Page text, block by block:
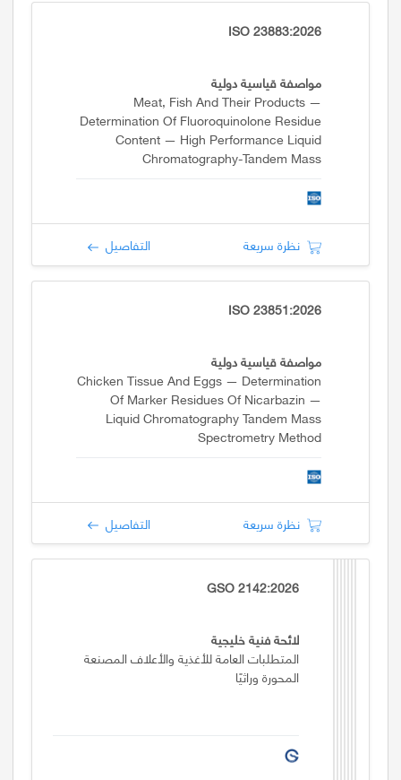
ISO 23883:2026
مواصفة قياسية دولية
Meat, Fish And Their Products —
Determination Of Fluoroquinolone Residue
Content — High Performance Liquid
Chromatography-Tandem Mass
نظرة سريعة التفاصيل
ISO 23851:2026
مواصفة قياسية دولية
Chicken Tissue And Eggs — Determination
Of Marker Residues Of Nicarbazin —
Liquid Chromatography Tandem Mass
Spectrometry Method
نظرة سريعة التفاصيل
GSO 2142:2026
لائحة فنية خليجية
المتطلبات العامة للأغذية والأعلاف المصنعة
المحورة وراثيًا